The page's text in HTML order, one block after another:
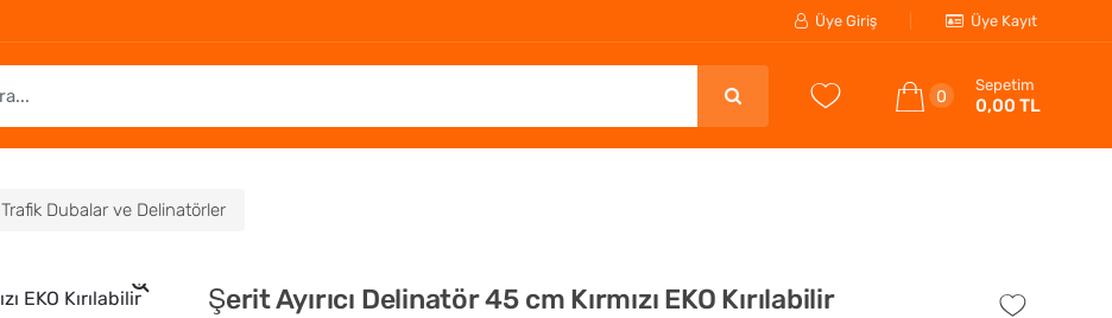
Üye Giriş Üye Kayıt
0
Sepetim
0,00 TL
Trafik Dubalar ve Delinatörler
Şerit Ayırıcı Delinatör 45 cm Kırmızı EKO Kırılabilir